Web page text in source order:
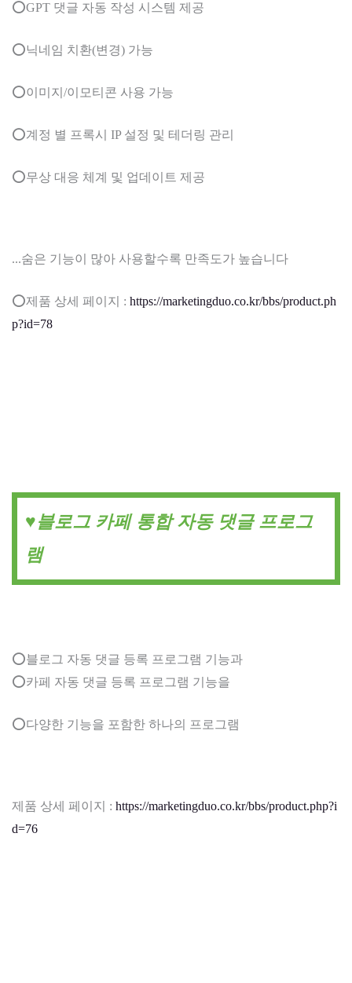
⭕GPT 댓글 자동 작성 시스템 제공
⭕닉네임 치환(변경) 가능
⭕이미지/이모티콘 사용 가능
⭕계정 별 프록시 IP 설정 및 테더링 관리
⭕무상 대응 체계 및 업데이트 제공
...숨은 기능이 많아 사용할수록 만족도가 높습니다
⭕제품 상세 페이지 : https://marketingduo.co.kr/bbs/product.ph
p?id=78
♥️블로그 카페 통합 자동 댓글 프로그
램
⭕블로그 자동 댓글 등록 프로그램 기능과
⭕카페 자동 댓글 등록 프로그램 기능을
⭕다양한 기능을 포함한 하나의 프로그램
제품 상세 페이지 : https://marketingduo.co.kr/bbs/product.php?i
d=76